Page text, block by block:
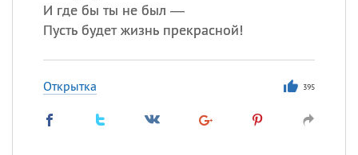
И где бы ты не был —
Пусть будет жизнь прекрасной!
Открытка 395